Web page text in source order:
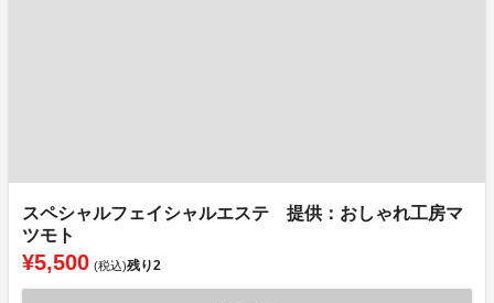
スペシャルフェイシャルエステ 提供：おしゃれ工房マ
ツモト
¥5,500 (税込)残り2